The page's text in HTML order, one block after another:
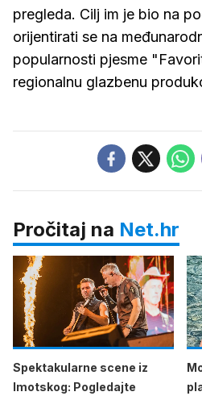
pregleda. Cilj im je bio na
orijentirati se na
popularnosti pjesme
regionalnu glazbenu
Pročitaj na Net.hr
Spektakularne scene iz
Imotskog: Pogledajte